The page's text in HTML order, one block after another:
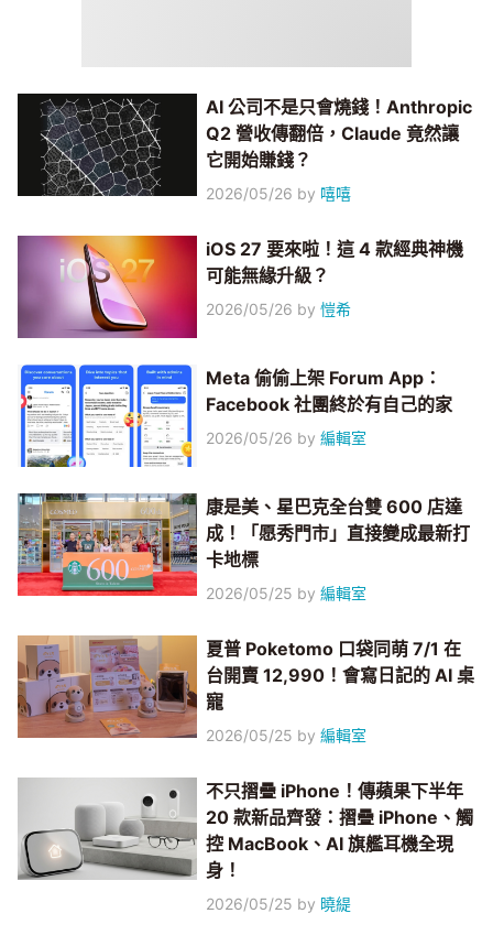
AI 公司不是只會燒錢！Anthropic
Q2 營收傳翻倍，Claude 竟然讓
它開始賺錢？
2026/05/26 by 嘻嘻
iOS 27 要來啦！這 4 款經典神機
可能無緣升級？
2026/05/26 by愷希
Meta 偷偷上架 Forum App：
Facebook 社團終於有自己的家
2026/05/26 by編輯室
康是美、星巴克全台雙 600 店達
成！「愿秀門市」直接變成最新打
卡地標
2026/05/25 by編輯室
夏普 Poketomo 口袋同萌 7/1 在
台開賣 12,990！會寫日記的 AI 桌
寵
2026/05/25 by編輯室
不只摺疊 iPhone！傳蘋果下半年
20 款新品齊發：摺疊 iPhone、觸
控 MacBook、AI 旗艦耳機全現
身！
2026/05/25 by 曉緹